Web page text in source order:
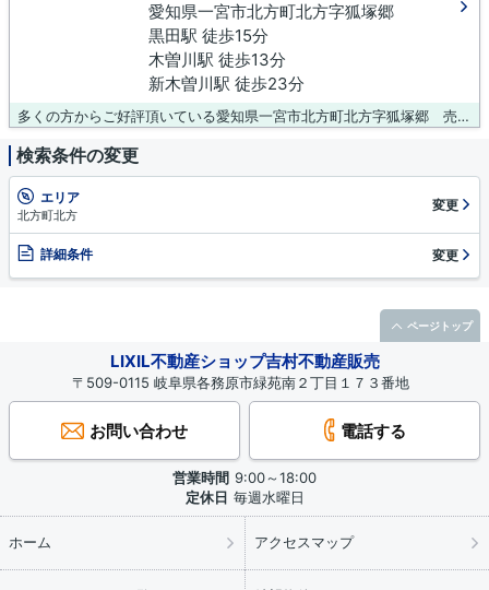
愛知県一宮市北方町北方字狐塚郷
黒田駅 徒歩15分
木曽川駅 徒歩13分
新木曽川駅 徒歩23分
多くの方からご好評頂いている愛知県一宮市北方町北方字狐塚郷 売地のご紹介です。駅まで徒歩15分で徒歩だと少し距離がありますが運動にもなり健康志向の方におすすめです。傾斜地より建築が楽な平坦地です。土地面積は135㎡(公簿)です。一宮市での土地探しなら、利便性の高い名鉄名古屋本線黒田周辺がお奨めです。当社までのお問い合わせは、0120-431-330までお待ちしております。
検索条件の変更
エリア
北方町北方
変更
詳細条件 変更
LIXIL不動産ショップ吉村不動産販売
〒509-0115 岐阜県各務原市緑苑南２丁目１７３番地
お問い合わせ 電話する
営業時間 9:00～18:00
定休日 毎週水曜日
ホーム アクセスマップ
ページトップ